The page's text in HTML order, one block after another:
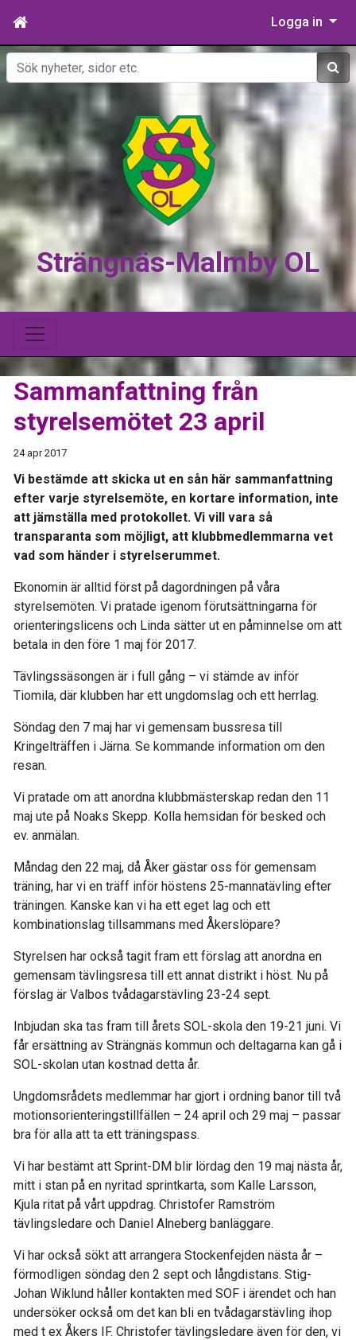
Logga in
Sök
Strängnäs-Malmby OL
Sammanfattning från
styrelsemötet 23 april
24 apr 2017
Vi bestämde att skicka ut en sån här sammanfattning
efter varje styrelsemöte, en kortare information, inte
att jämställa med protokollet. Vi vill vara så
transparanta som möjligt, att klubbmedlemmarna vet
vad som händer i styrelserummet.
Ekonomin är alltid först på dagordningen på våra
styrelsemöten. Vi pratade igenom förutsättningarna för
orienteringslicens och Linda sätter ut en påminnelse om att
betala in den före 1 maj för 2017.
Tävlingssäsongen är i full gång – vi stämde av inför
Tiomila, där klubben har ett ungdomslag och ett herrlag.
Söndag den 7 maj har vi gemensam bussresa till
Kringelträffen i Järna. Se kommande information om den
resan.
Vi pratade om att anordna klubbmästerskap redan den 11
maj ute på Noaks Skepp. Kolla hemsidan för besked och
ev. anmälan.
Måndag den 22 maj, då Åker gästar oss för gemensam
träning, har vi en träff inför höstens 25-mannatävling efter
träningen. Kanske kan vi ha ett eget lag och ett
kombinationslag tillsammans med Åkerslöpare?
Styrelsen har också tagit fram ett förslag att anordna en
gemensam tävlingsresa till ett annat distrikt i höst. Nu på
förslag är Valbos tvådagarstävling 23-24 sept.
Inbjudan ska tas fram till årets SOL-skola den 19-21 juni. Vi
får ersättning av Strängnäs kommun och deltagarna kan gå i
SOL-skolan utan kostnad detta år.
Ungdomsrådets medlemmar har gjort i ordning banor till två
motionsorienteringstillfällen – 24 april och 29 maj – passar
bra för alla att ta ett träningspass.
Vi har bestämt att Sprint-DM blir lördag den 19 maj nästa år,
mitt i stan på en nyritad sprintkarta, som Kalle Larsson,
Kjula ritat på vårt uppdrag. Christofer Ramström
tävlingsledare och Daniel Alneberg banläggare.
Vi har också sökt att arrangera Stockenfejden nästa år –
förmodligen söndag den 2 sept och långdistans. Stig-
Johan Wiklund håller kontakten med SOF i ärendet och han
undersöker också om det kan bli en tvådagarstävling ihop
med t ex Åkers IF. Christofer tävlingsledare även för den, vi